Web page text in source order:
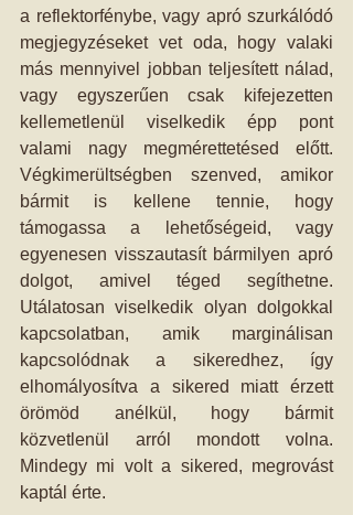
a reflektorfénybe, vagy apró szurkálódó
megjegyzéseket vet oda, hogy valaki
más mennyivel jobban teljesített nálad,
vagy egyszerűen csak kifejezetten
kellemetlenül viselkedik épp pont
valami nagy megmérettetésed előtt.
Végkimerültségben szenved, amikor
bármit is kellene tennie, hogy
támogassa a lehetőségeid, vagy
egyenesen visszautasít bármilyen apró
dolgot, amivel téged segíthetne.
Utálatosan viselkedik olyan dolgokkal
kapcsolatban, amik marginálisan
kapcsolódnak a sikeredhez, így
elhomályosítva a sikered miatt érzett
örömöd anélkül, hogy bármit
közvetlenül arról mondott volna.
Mindegy mi volt a sikered, megrovást
kaptál érte.